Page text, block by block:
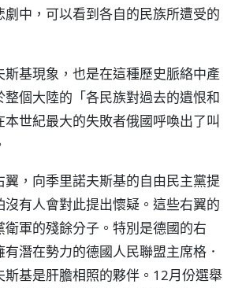
中，可以看到各自的民族所遭受的
基現象，也是在這種歷史脈絡中產
整個大陸的「各民族對過去的遺恨和
本世紀最大的失敗者俄國呼喚出了叫
，向季里諾夫斯基的自由民主黨提
有人會對此提出懷疑。這些右翼的
衛軍的殘餘分子。特別是德國的右
潛在勢力的德國人民聯盟主席格．
斯基是肝膽相照的夥伴。12月份選舉